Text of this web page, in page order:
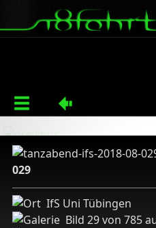
029
IfS Uni Tübingen
Bild 29 von 785